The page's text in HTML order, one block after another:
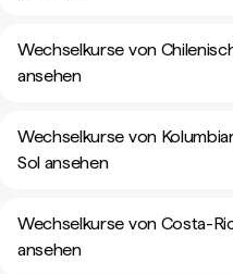
Wechselkurse von
ansehen
Wechselkurse von
Sol ansehen
Wechselkurse von Costa-
ansehen